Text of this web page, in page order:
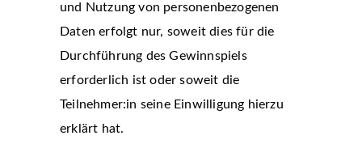
und Nutzung von personenbezogenen
Daten erfolgt nur, soweit dies für die
Durchführung des Gewinnspiels
erforderlich ist oder soweit die
Teilnehmer:in seine Einwilligung hierzu
erklärt hat.